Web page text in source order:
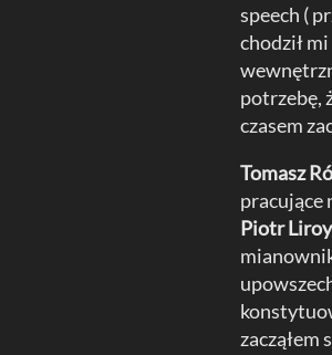
speech (
chodził
potrzebę,
czasem
Tomasz
pracujące
Piotr